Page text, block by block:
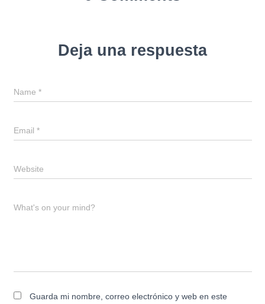
Deja una respuesta
Name *
Email *
Website
What's on your mind?
Guarda mi nombre, correo electrónico y web en este